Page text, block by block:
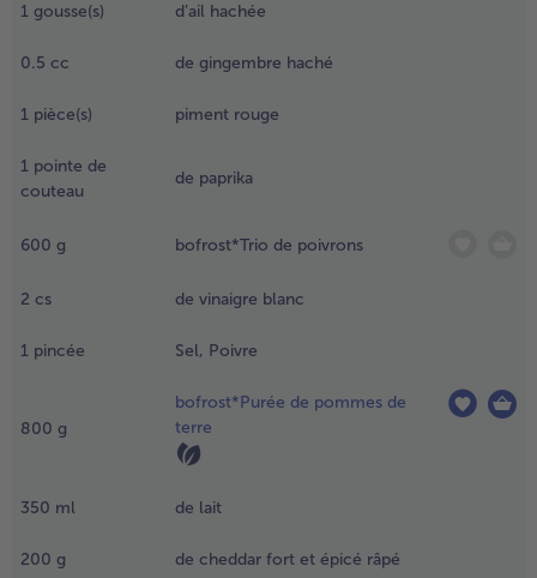
- 5 € à l’achat de 7 menus au choix
1 gousse(s) d’ail hachée
0.5 cc de gingembre haché
1 pièce(s) piment rouge
1 pointe de
couteau
de paprika
600 g bofrost*Trio de poivrons
2 cs de vinaigre blanc
1 pincée Sel, Poivre
800 g
bofrost*Purée de pommes de
terre
350 ml de lait
200 g de cheddar fort et épicé râpé
une
ce
soit
ait
son
les
le
paprika
faire